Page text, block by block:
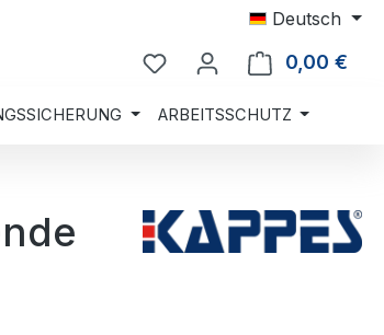
Deutsch
0,00 €
ARBEITSSCHUTZ